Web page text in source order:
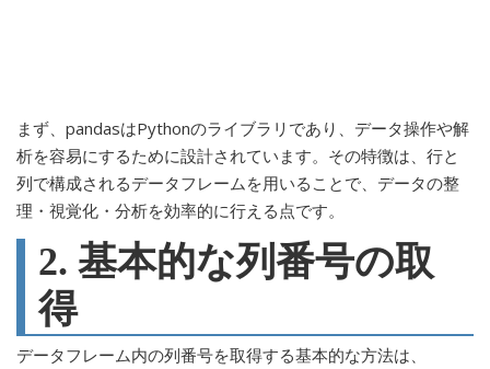
まず、pandasはPythonのライブラリであり、データ操作や解
析を容易にするために設計されています。その特徴は、行と
列で構成されるデータフレームを用いることで、データの整
理・視覚化・分析を効率的に行える点です。
2. 基本的な列番号の取
得
データフレーム内の列番号を取得する基本的な方法は、